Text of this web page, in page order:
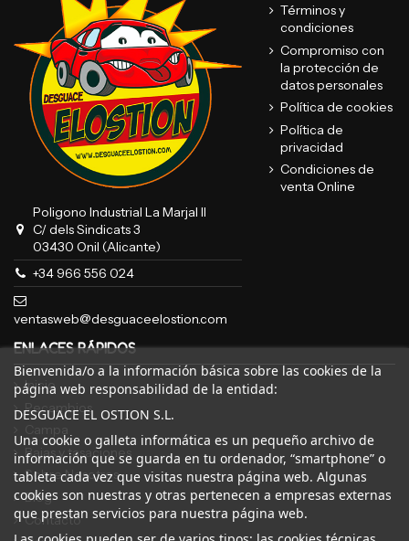
Poligono Industrial La Marjal II
C/ dels Sindicats 3
03430 Onil (Alicante)
+34 966 556 024
ventasweb@desguaceelostion.com
Términos y
condiciones
Compromiso con
la protección de
datos personales
Política de cookies
Política de
privacidad
Condiciones de
venta Online
ENLACES RÁPIDOS
Inicio
Recambios
Bajas y tasaciones
Sobre Nosotros
Blog
Contacto
Bienvenida/o a la información básica sobre las cookies de la
página web responsabilidad de la entidad:
DESGUACE EL OSTION S.L.
Una cookie o galleta informática es un pequeño archivo de
información que se guarda en tu ordenador, “smartphone” o
tableta cada vez que visitas nuestra página web. Algunas
cookies son nuestras y otras pertenecen a empresas externas
que prestan servicios para nuestra página web.